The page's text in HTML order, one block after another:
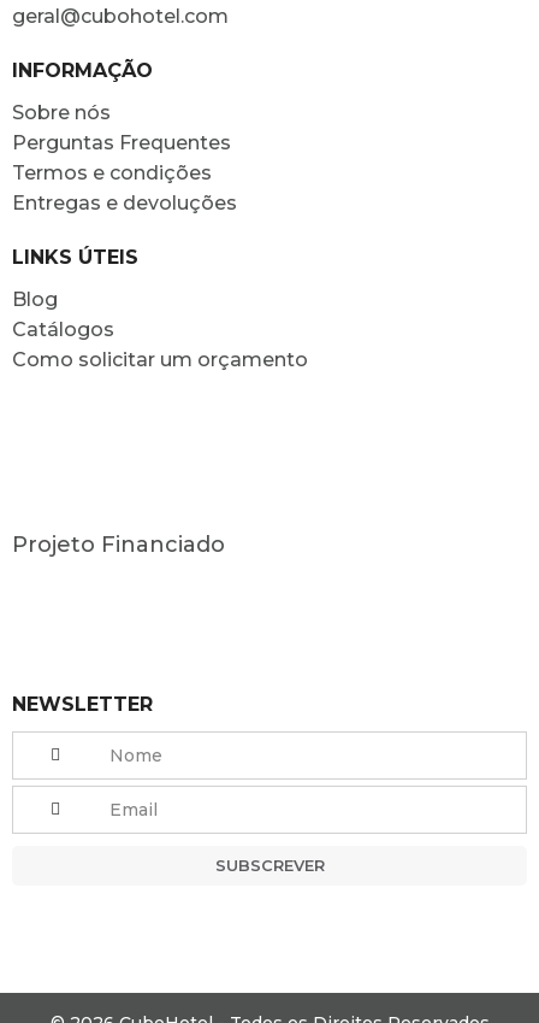
geral@cubohotel.com
INFORMAÇÃO
Sobre nós
Perguntas Frequentes
Termos e condições
Entregas e devoluções
LINKS ÚTEIS
Blog
Catálogos
Como solicitar um orçamento
Projeto Financiado
NEWSLETTER
SUBSCREVER